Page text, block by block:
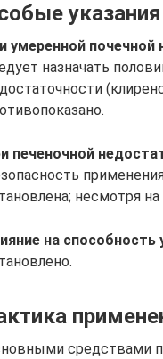
умеренной
назначать
печеночной
несмотря
на
средствами